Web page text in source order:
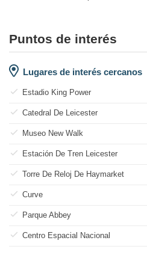
Puntos de interés
Lugares de interés cercanos
Estadio King Power
Catedral De Leicester
Museo New Walk
Estación De Tren Leicester
Torre De Reloj De Haymarket
Curve
Parque Abbey
Centro Espacial Nacional